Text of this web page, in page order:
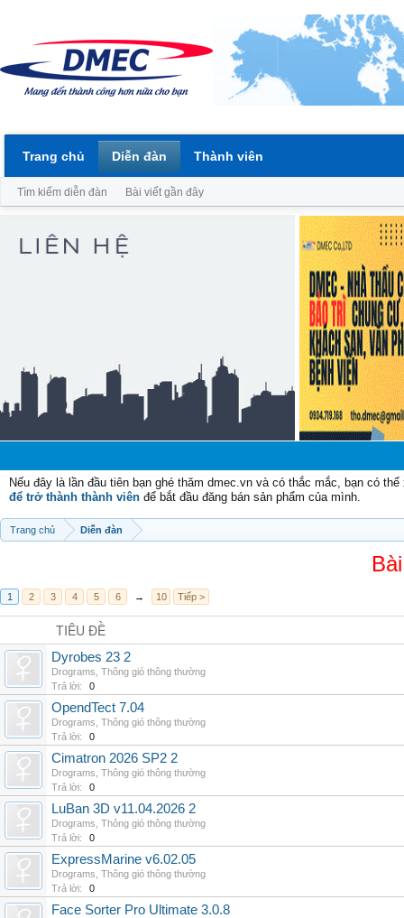
Nếu đây là lần đầu tiên bạn ghé thăm dmec.vn và có thắc mắc, bạn có
để trở thành thành viên để bắt đầu đăng bán sản phẩm của mình.
Trang chủ Diễn đàn
1 2 3 4 5 6 → 10 Tiếp >
TIÊU ĐỀ
Dyrobes 23 2
Drograms Thông gió thông thường
Trả lời:
0
OpendTect 7.04
Drograms Thông gió thông thường
Trả lời:
0
Cimatron 2026 SP2 2
Drograms Thông gió thông thường
Trả lời:
0
LuBan 3D v11.04.2026 2
Drograms Thông gió thông thường
Trả lời:
0
ExpressMarine v6.02.05
Drograms Thông gió thông thường
Trả lời:
0
Face Sorter Pro Ultimate 3.0.8
Trang chủ Diễn đàn
Tìm kiếm diễn đàn Bài viết gần đây
Thành viên